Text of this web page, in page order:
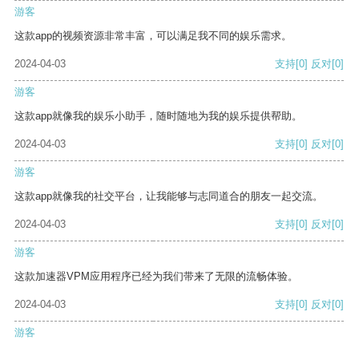
游客
这款app的视频资源非常丰富，可以满足我不同的娱乐需求。
2024-04-03 支持[0] 反对[0]
游客
这款app就像我的娱乐小助手，随时随地为我的娱乐提供帮助。
2024-04-03 支持[0] 反对[0]
游客
这款app就像我的社交平台，让我能够与志同道合的朋友一起交流。
2024-04-03 支持[0] 反对[0]
游客
这款加速器VPM应用程序已经为我们带来了无限的流畅体验。
2024-04-03 支持[0] 反对[0]
游客